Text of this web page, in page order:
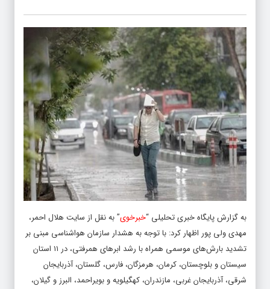
به گزارش پایگاه خبری تحلیلی “خبرخوی” به نقل از سایت هلال احمر،
مهدی ولی پور اظهار کرد: با توجه به هشدار سازمان هواشناسی مبنی بر
تشدید بارش‌های موسمی همراه با رشد ابرهای همرفتی، در ۱۱ استان
سیستان و بلوچستان، کرمان، هرمزگان، فارس، گلستان، آذربایجان
شرقی، آذربایجان غربی، مازندران، کهگیلویه و بویراحمد، البرز و گیلان،